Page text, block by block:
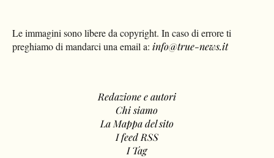
Le immagini sono libere da copyright. In caso di errore ti
preghiamo di mandarci una email a: info@true-news.it
Redazione e autori
Chi siamo
La Mappa del sito
I feed RSS
I Tag